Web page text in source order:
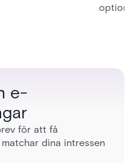
e-
för att få
dina intressen